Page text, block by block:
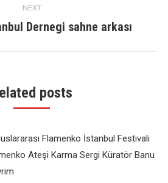
NEXT
Next
Dernegi sahne arkası
posts
Flamenko İstanbul Festivali
Ateşi Karma Sergi Küratör Banu